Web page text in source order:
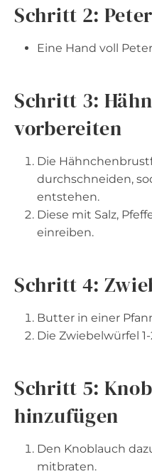
Schritt 2:
Eine Hand voll
Schritt 3:
vorbereiten
Die
durchschneiden,
entstehen.
Diese mit Salz,
einreiben.
Schritt 4:
Butter in einer
Die Zwiebelwürfel
Schritt 5:
hinzufügen
Den Knoblauch
mitbraten.